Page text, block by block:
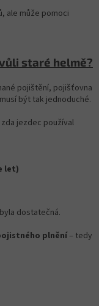
ale může pomoci
staré helmě?
pojištění, pojišťovna
být tak jednoduché.
jezdec používal
let)
dostatečná.
plnění– tedy